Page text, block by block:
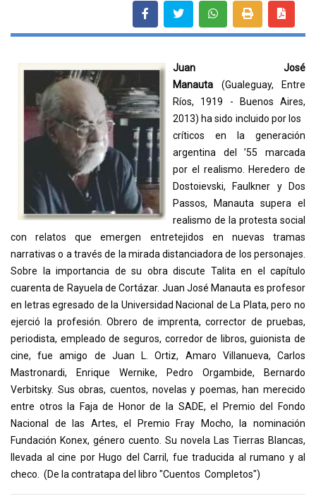
Juan José
Manauta (Gualeguay, Entre
Ríos, 1919 - Buenos Aires,
2013) ha sido incluido por los
críticos en la generación
argentina del ’55 marcada
por el realismo. Heredero de
Dostoievski, Faulkner y Dos
Passos, Manauta supera el
realismo de la protesta social
con relatos que emergen entretejidos en nuevas tramas
narrativas o a través de la mirada distanciadora de los personajes.
Sobre la importancia de su obra discute Talita en el capítulo
cuarenta de Rayuela de Cortázar. Juan José Manauta es profesor
en letras egresado de la Universidad Nacional de La Plata, pero no
ejerció la profesión. Obrero de imprenta, corrector de pruebas,
periodista, empleado de seguros, corredor de libros, guionista de
cine, fue amigo de Juan L. Ortiz, Amaro Villanueva, Carlos
Mastronardi, Enrique Wernike, Pedro Orgambide, Bernardo
Verbitsky. Sus obras, cuentos, novelas y poemas, han merecido
entre otros la Faja de Honor de la SADE, el Premio del Fondo
Nacional de las Artes, el Premio Fray Mocho, la nominación
Fundación Konex, género cuento. Su novela Las Tierras Blancas,
llevada al cine por Hugo del Carril, fue traducida al rumano y al
checo. (De la contratapa del libro "Cuentos Completos")